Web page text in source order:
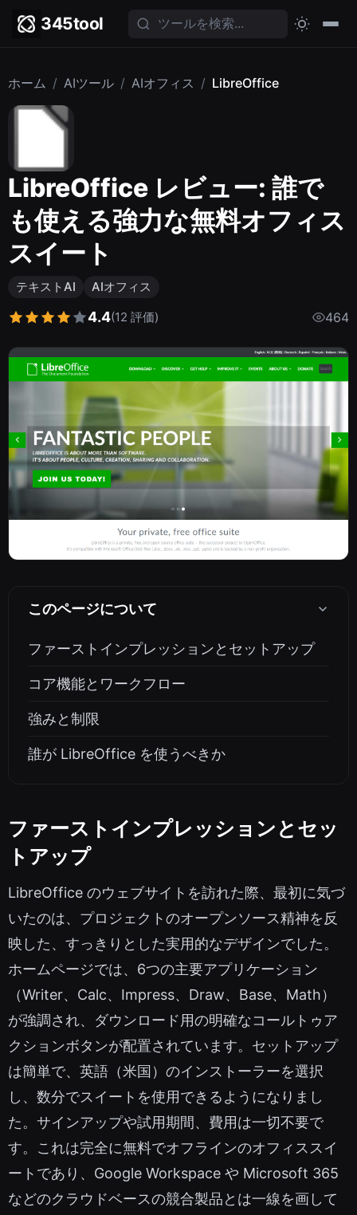
345tool
ホーム / AIツール / AIオフィス / LibreOffice
LibreOffice レビュー: 誰で
も使える強力な無料オフィス
スイート
テキストAI AIオフィス
4.4(12 評価) 464
このページについて
ファーストインプレッションとセットアップ
コア機能とワークフロー
強みと制限
誰が LibreOffice を使うべきか
ファーストインプレッションとセッ
トアップ
LibreOffice のウェブサイトを訪れた際、最初に気づ
いたのは、プロジェクトのオープンソース精神を反
映した、すっきりとした実用的なデザインでした。
ホームページでは、6つの主要アプリケーション
（Writer、Calc、Impress、Draw、Base、Math）
が強調され、ダウンロード用の明確なコールトゥア
クションボタンが配置されています。セットアップ
は簡単で、英語（米国）のインストーラーを選択
し、数分でスイートを使用できるようになりまし
た。サインアップや試用期間、費用は一切不要で
す。これは完全に無料でオフラインのオフィススイ
ートであり、Google Workspace や Microsoft 365
などのクラウドベースの競合製品とは一線を画して